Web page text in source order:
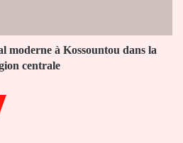
moderne à Kossountou dans la
centrale